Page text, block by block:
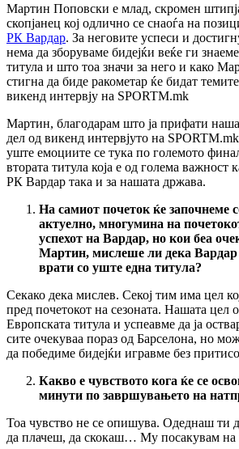
Мартин Поповски е млад, скромен
скопјанец кој одлично се снаоѓа на
РК Вардар. За неговите успеси и
нема да зборуваме бидејќи веќе ги
титула и што тоа значи за него и како
стигна да биде ракометар ќе бидат
викенд интервју на SPORTM.mk
Мартин, благодарам што ја прифати
дел од викенд интервјуто на
уште емоциите се тука по големото
втората титула која е од голема важност
РК Вардар така и за нашата држава.
На самиот почеток ќе започнеме
актуелно, многумина на
успехот на Вардар, но кои беа
Мартин, мислеше ли дека Вардар
врати со уште една титула?
Секако дека мислев. Секој тим има цел
пред почетокот на сезоната. Нашата цел
Европската титула и успеавме да ја
сите очекуваа пораз од Барселона, но
да победиме бидејќи игравме без
Какво е чувството кога ќе се
минути по завршувањето на
Тоа чувство не се опишува. Одеднаш ти
да плачеш, да скокаш… Му посакувам на